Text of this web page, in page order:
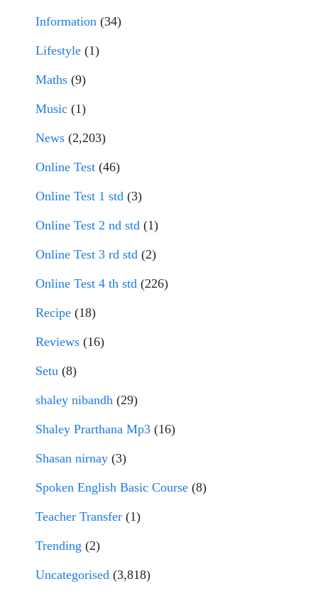
Information (34)
Lifestyle (1)
Maths (9)
Music (1)
News (2,203)
Online Test (46)
Online Test 1 std (3)
Online Test 2 nd std (1)
Online Test 3 rd std (2)
Online Test 4 th std (226)
Recipe (18)
Reviews (16)
Setu (8)
shaley nibandh (29)
Shaley Prarthana Mp3 (16)
Shasan nirnay (3)
Spoken English Basic Course (8)
Teacher Transfer (1)
Trending (2)
Uncategorised (3,818)